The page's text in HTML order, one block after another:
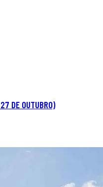
DE OUTUBRO)